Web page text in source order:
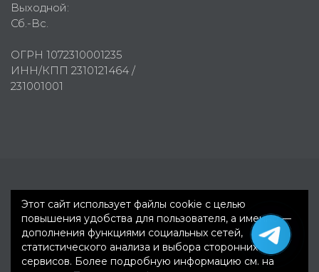
Выходной:
Сб.-Вс.
ОГРН 1072310001235
ИНН/КПП 2310121464 /
231001001
Этот сайт использует файлы cookie с целью
повышения удобства для пользователя, а именно —
дополнения функциями социальных сетей,
статистического анализа и выбора сторонних
сервисов. Более подробную информацию см. на